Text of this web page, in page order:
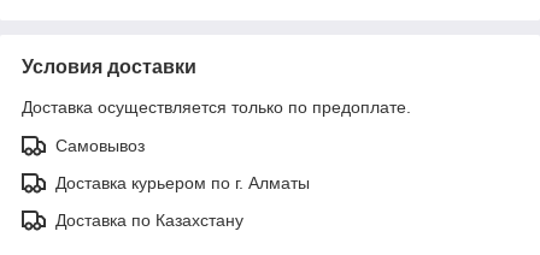
Условия доставки
Доставка осуществляется только по предоплате.
Самовывоз
Доставка курьером по г. Алматы
Доставка по Казахстану